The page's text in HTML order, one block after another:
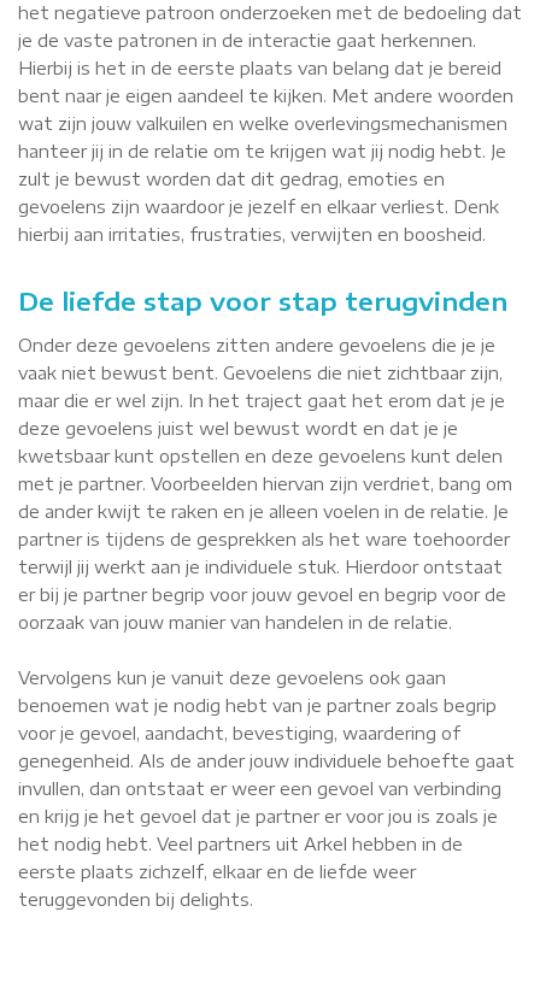
het negatieve patroon onderzoeken met de bedoeling dat
je de vaste patronen in de interactie gaat herkennen.
Hierbij is het in de eerste plaats van belang dat je bereid
bent naar je eigen aandeel te kijken. Met andere woorden
wat zijn jouw valkuilen en welke overlevingsmechanismen
hanteer jij in de relatie om te krijgen wat jij nodig hebt. Je
zult je bewust worden dat dit gedrag, emoties en
gevoelens zijn waardoor je jezelf en elkaar verliest. Denk
hierbij aan irritaties, frustraties, verwijten en boosheid.
De liefde stap voor stap terugvinden
Onder deze gevoelens zitten andere gevoelens die je je
vaak niet bewust bent. Gevoelens die niet zichtbaar zijn,
maar die er wel zijn. In het traject gaat het erom dat je je
deze gevoelens juist wel bewust wordt en dat je je
kwetsbaar kunt opstellen en deze gevoelens kunt delen
met je partner. Voorbeelden hiervan zijn verdriet, bang om
de ander kwijt te raken en je alleen voelen in de relatie. Je
partner is tijdens de gesprekken als het ware toehoorder
terwijl jij werkt aan je individuele stuk. Hierdoor ontstaat
er bij je partner begrip voor jouw gevoel en begrip voor de
oorzaak van jouw manier van handelen in de relatie.
Vervolgens kun je vanuit deze gevoelens ook gaan
benoemen wat je nodig hebt van je partner zoals begrip
voor je gevoel, aandacht, bevestiging, waardering of
genegenheid. Als de ander jouw individuele behoefte gaat
invullen, dan ontstaat er weer een gevoel van verbinding
en krijg je het gevoel dat je partner er voor jou is zoals je
het nodig hebt. Veel partners uit Arkel hebben in de
eerste plaats zichzelf, elkaar en de liefde weer
teruggevonden bij delights.